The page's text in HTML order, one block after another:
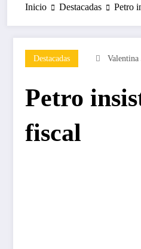
Inicio Destacadas Petro
Destacadas Valentina
Petro
fiscal